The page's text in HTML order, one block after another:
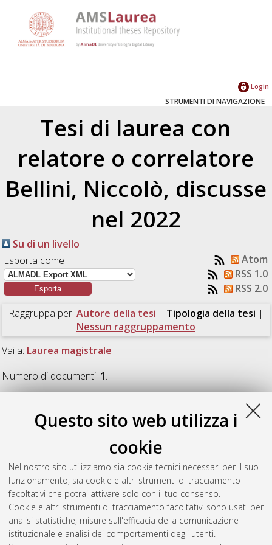
Questo sito web utilizza i
cookie
Nel nostro sito utilizziamo sia cookie tecnici necessari per il suo
funzionamento, sia cookie e altri strumenti di tracciamento
facoltativi che potrai attivare solo con il tuo consenso.
Cookie e altri strumenti di tracciamento facoltativi sono usati per
analisi statistiche, misure sull'efficacia della comunicazione
istituzionale e analisi dei comportamenti degli utenti.
Login
STRUMENTI DI NAVIGAZIONE
Tesi di laurea con
relatore o correlatore
Bellini, Niccolò, discusse
nel 2022
Su di un livello
Esporta come
Atom
RSS 1.0
RSS 2.0
Raggruppa per: Autore della tesi | Tipologia della tesi |
Nessun raggruppamento
Vai a: Laurea magistrale
Numero di documenti: 1.
Laurea magistrale
(2022)Design of a UHF-band transceiver
Università di Bologna, Corso di Studio inAerospace
engineering [LM-DM270] - Forli', Documento full-text non
disponibile
Questa lista e' stata generata ilSat Aug 8 10:48:57 2026